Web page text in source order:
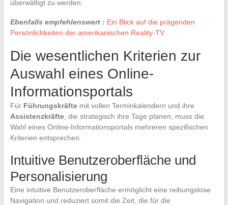
überwältigt zu werden.
Ebenfalls empfehlenswert : Ein Blick auf die prägenden
Persönlichkeiten der amerikanischen Reality-TV
Die wesentlichen Kriterien zur
Auswahl eines Online-
Informationsportals
Für Führungskräftemit vollen Terminkalendern und ihre
Assistenzkräfte, die strategisch ihre Tage planen, muss die
Wahl eines Online-Informationsportals mehreren spezifischen
Kriterien entsprechen.
Intuitive Benutzeroberfläche und
Personalisierung
Eine intuitive Benutzeroberfläche ermöglicht eine reibungslose
Navigation und reduziert somit die Zeit, die für die